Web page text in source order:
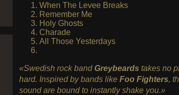
When The Levee Breaks
Remember Me
Holy Ghosts
Charade
All Those Yesterdays
«Swedish rock bandGreybeards takes no
hard. Inspired by bands like Foo Fighters,
sound are bound to instantly shake you.»